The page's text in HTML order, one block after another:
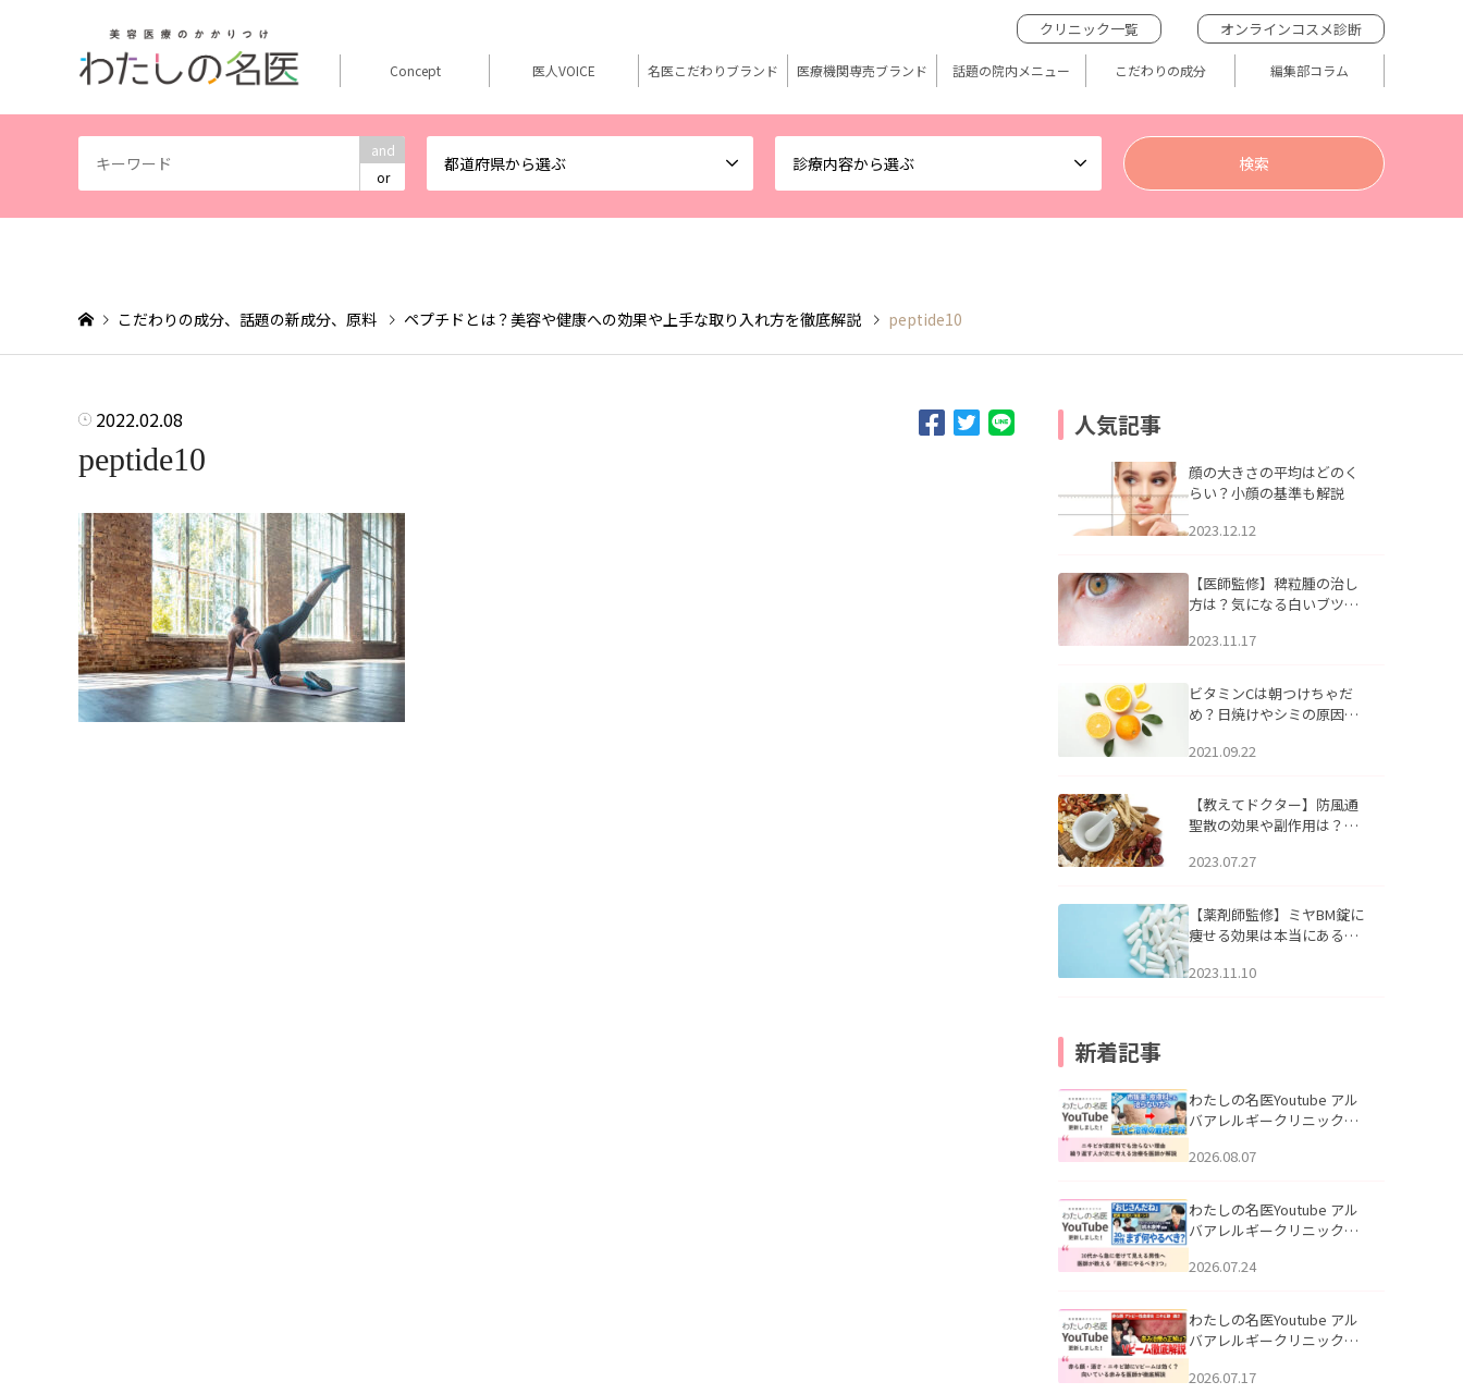
and
or
都道府県から選ぶ 診療内容から選ぶ
クリニック一覧 オンラインコスメ診断
Concept 医人VOICE 名医こだわりブランド 医療機関専売ブランド 話題の院内メニュー こだわりの成分 編集部コラム
こだわりの成分、話題の新成分、原料 ペプチドとは？美容や健康への効果や上手な取り入れ方を徹底解説 peptide10
2022.02.08
peptide10
人気記事
顔の大きさの平均はどのく
らい？小顔の基準も解説
2023.12.12
【医師監修】稗粒腫の治し
方は？気になる白いブツブ
アについて
2023.11.17
ビタミンCは朝つけちゃだ
め？日焼けやシミの原因に
2021.09.22
【教えてドクター】防風通
聖散の効果や副作用は？長
2023.07.27
【薬剤師監修】ミヤBM錠に
痩せる効果は本当にある
2023.11.10
新着記事
わたしの名医Youtube アル
バアレルギークリニック札
らない理由｜繰り返す人が
説」を公開いたしました。
2026.08.07
わたしの名医Youtube アル
バアレルギークリニック札
える男性へ｜医師が教える
公開いたしました。
2026.07.24
わたしの名医Youtube アル
バアレルギークリニック札
跡にVビームは効く？向いて
2026.07.17